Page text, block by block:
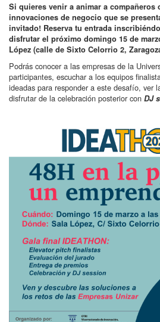
Si quieres venir a animar a compañeros
innovaciones de negocio que se
invitado! Reserva tu entrada
disfrutar el próximo domingo 15 de
López (calle de Sixto Celorrio 2,
Podrás conocer a las empresas de la
participantes, escuchar a los equipos
ideadas para responder a este desafío, ver
disfrutar de la celebración posterior con DJ